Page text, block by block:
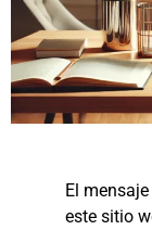
El
este sitio